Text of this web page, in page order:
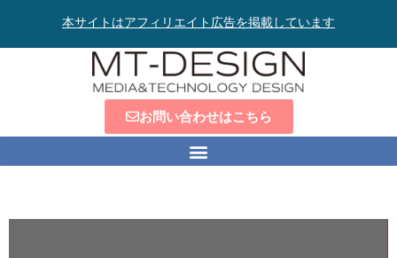
本サイトはアフィリエイト広告を掲載しています
お問い合わせはこちら